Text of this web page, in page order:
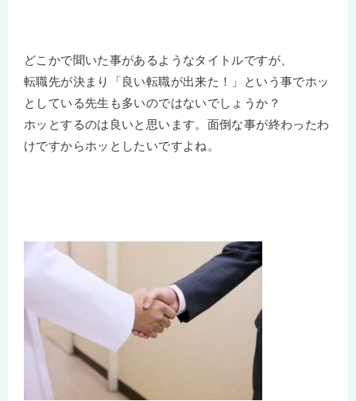
どこかで聞いた事があるようなタイトルですが、
転職先が決まり「良い転職が出来た！」という事でホッ
としている先生も多いのではないでしょうか？
ホッとするのは良いと思います。面倒な事が終わったわ
けですからホッとしたいですよね。